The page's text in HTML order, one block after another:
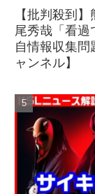
【批判殺到
尾秀哉「看過
自情報収集問
ャンネル】